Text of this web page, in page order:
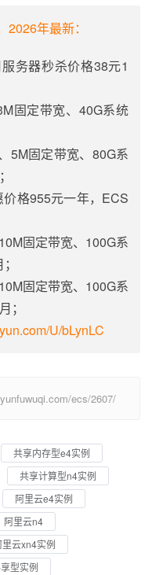
2026年最新：
务器秒杀价格38元1
固定带宽、40G系统
5M固定带宽、80G系
格955元一年，ECS
固定带宽、100G系
固定带宽、100G系
；
U/bLynLC
ecs/2607/
共享内存型e4实例
共享计算型n4实例
阿里云e4实例
阿里云n4
里云xn4实例
型实例